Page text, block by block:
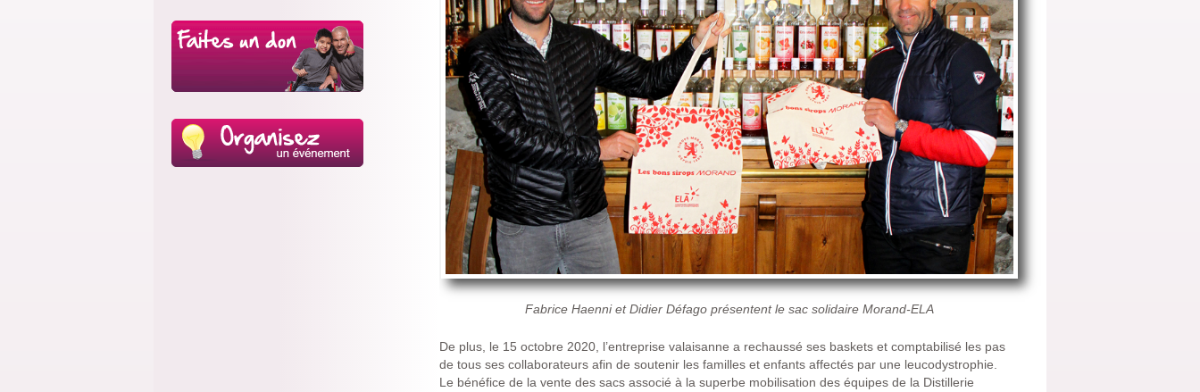
Fabrice Haenni et Didier Défago présentent le sac solidaire Morand-ELA
De plus, le 15 octobre 2020, l’entreprise valaisanne a rechaussé ses baskets et comptabilisé les pas
de tous ses collaborateurs afin de soutenir les familles et enfants affectés par une leucodystrophie.
Le bénéfice de la vente des sacs associé à la superbe mobilisation des équipes de la Distillerie